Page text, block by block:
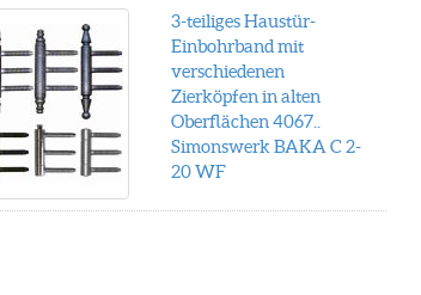
3-teiliges Haustür-
Einbohrband mit
verschiedenen
Zierköpfen in alten
Oberflächen 4067..
Simonswerk BAKA C 2-
20 WF